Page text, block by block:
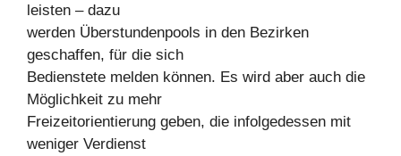
leisten – dazu
werden Überstundenpools in den Bezirken
geschaffen, für die sich
Bedienstete melden können. Es wird aber auch die
Möglichkeit zu mehr
Freizeitorientierung geben, die infolgedessen mit
weniger Verdienst